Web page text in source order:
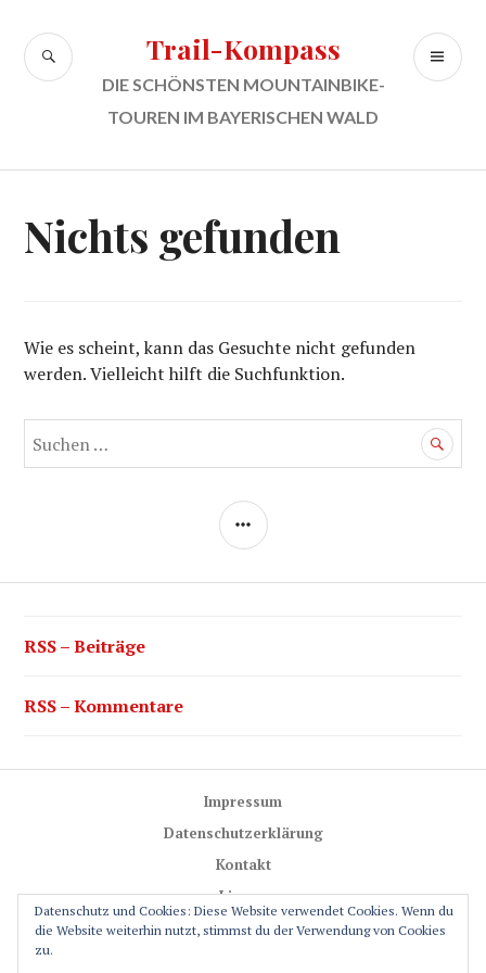
Inhalt
springen
Trail-Kompass
DIE SCHÖNSTEN MOUNTAINBIKE-
TOUREN IM BAYERISCHEN WALD
SUCHE
Nichts gefunden
Wie es scheint, kann das Gesuchte nicht gefunden
werden. Vielleicht hilft die Suchfunktion.
nach:
SEITENLEISTE
RSS – Beiträge
RSS – Kommentare
Impressum
Datenschutzerklärung
Kontakt
Lizenz
Trail-Rules
Datenschutz und Cookies: Diese Website verwendet Cookies. Wenn du
die Website weiterhin nutzt, stimmst du der Verwendung von Cookies
zu.